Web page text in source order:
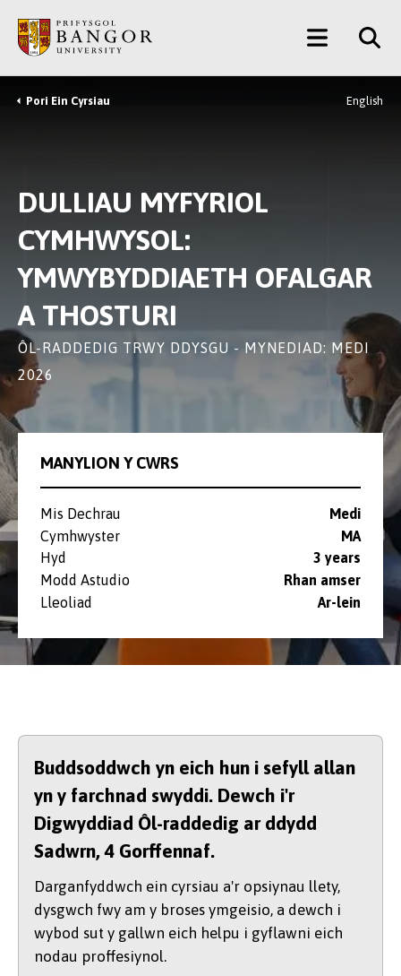
Prif
Gynnwys
Main
Menu
Breadcrumb
Pori Ein Cyrsiau English
DULLIAU MYFYRIOL
CYMHWYSOL:
YMWYBYDDIAETH OFALGAR
A THOSTURI
ÔL-RADDEDIG TRWY DDYSGU - MYNEDIAD: MEDI
2026
MANYLION Y CWRS
Mis Dechrau
Medi
Cymhwyster
MA
Hyd
3 years
Modd Astudio
Rhan amser
Lleoliad
⁠Ar-lein
Buddsoddwch yn eich hun i sefyll allan
yn y farchnad swyddi. Dewch i'r
Digwyddiad Ôl-raddedig ar ddydd
Sadwrn, 4 Gorffennaf.
Darganfyddwch ein cyrsiau a'r opsiynau llety,
dysgwch fwy am y broses ymgeisio, a dewch i
wybod sut y gallwn eich helpu i gyflawni eich
nodau proffesiynol.